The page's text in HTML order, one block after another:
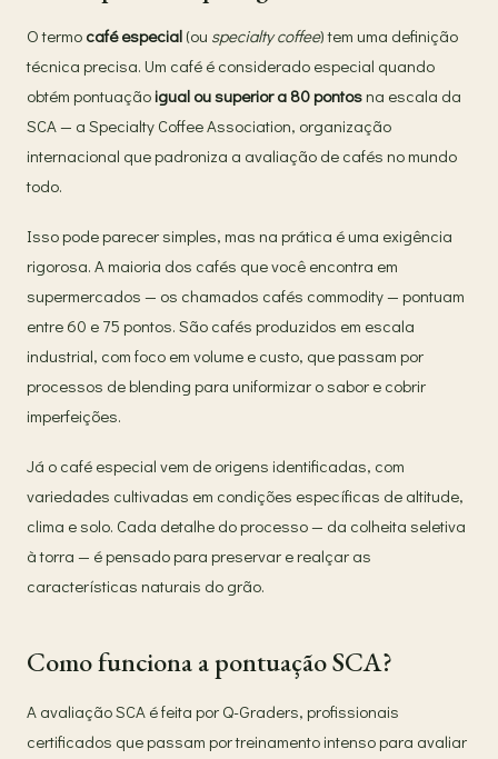
O termo café especial (ou specialty coffee) tem uma definição
técnica precisa. Um café é considerado especial quando
obtém pontuação igual ou superior a 80 pontos na escala da
SCA — a Specialty Coffee Association, organização
internacional que padroniza a avaliação de cafés no mundo
todo.
Isso pode parecer simples, mas na prática é uma exigência
rigorosa. A maioria dos cafés que você encontra em
supermercados — os chamados cafés commodity — pontuam
entre 60 e 75 pontos. São cafés produzidos em escala
industrial, com foco em volume e custo, que passam por
processos de blending para uniformizar o sabor e cobrir
imperfeições.
Já o café especial vem de origens identificadas, com
variedades cultivadas em condições específicas de altitude,
clima e solo. Cada detalhe do processo — da colheita seletiva
à torra — é pensado para preservar e realçar as
características naturais do grão.
Como funciona a pontuação SCA?
A avaliação SCA é feita por Q-Graders, profissionais
certificados que passam por treinamento intenso para avaliar